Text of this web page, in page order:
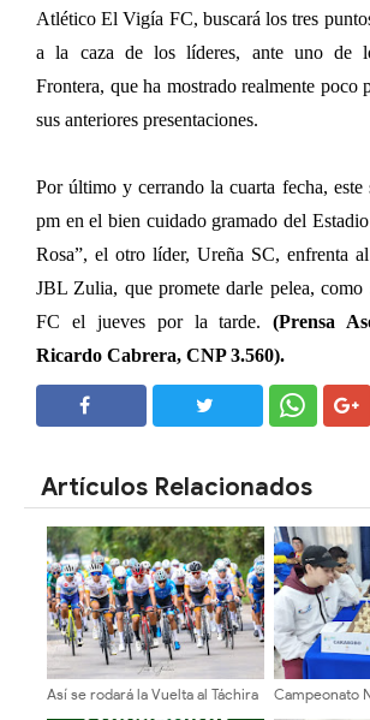
Atlético El Vigía FC, buscará los tres
a la caza de los líderes, ante uno de
Frontera, que ha mostrado realmente poco
sus anteriores presentaciones.
Por último y cerrando la cuarta fecha, este
pm en el bien cuidado gramado del
Rosa”, el otro líder, Ureña SC, enfrenta
JBL Zulia, que promete darle pelea,
FC el jueves por la tarde. (Prensa
Ricardo Cabrera, CNP 3.560).
Artículos Relacionados
Así se rodará la Vuelta al Táchira
Campeonato